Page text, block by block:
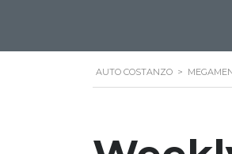
AUTO COSTANZO >